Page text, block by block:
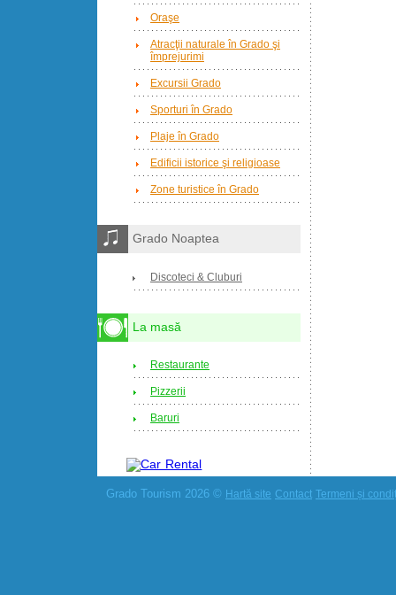
Oraşe
Atracţii naturale în Grado şi
împrejurimi
Excursii Grado
Sporturi în Grado
Plaje în Grado
Edificii istorice şi religioase
Zone turistice în Grado
Grado Noaptea
Discoteci & Cluburi
La masă
Restaurante
Pizzerii
Baruri
Grado Tourism 2026 © Hartă site Contact Termeni și